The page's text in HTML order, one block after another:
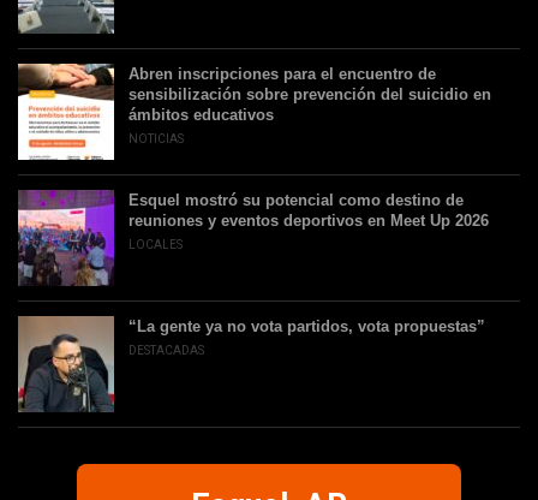
Abren inscripciones para el encuentro de
sensibilización sobre prevención del suicidio en
ámbitos educativos
NOTICIAS
Esquel mostró su potencial como destino de
reuniones y eventos deportivos en Meet Up 2026
LOCALES
“La gente ya no vota partidos, vota propuestas”
DESTACADAS